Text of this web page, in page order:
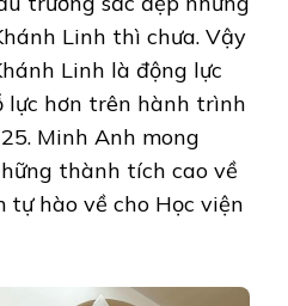
Linh thì chưa. Vậy
Linh là động lực
lực hơn trên hành trình
Minh Anh mong
thành tích cao về
tự hào về cho Học viện